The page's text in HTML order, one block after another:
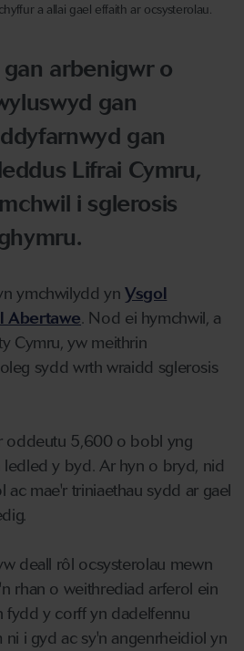
a allai gael effaith ar ocsysterolau.
arbenigwr o
gan
gan
Lifrai Cymru,
i sglerosis
ymchwilydd ynYsgol
Abertawe. Nod ei hymchwil, a
Cymru, yw meithrin
sydd wrth wraidd sglerosis
oddeutu 5,600 o bobl yng
y byd. Ar hyn o bryd, nid
mae'r triniaethau sydd ar gael
deall rôl ocsysterolau mewn
rhan o weithrediad arferol ein
fydd y corff yn dadelfennu
i gyd ac sy'n angenrheidiol yn